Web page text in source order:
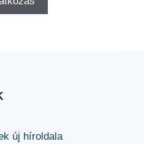
új híroldala